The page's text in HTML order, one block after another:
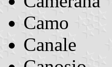
Camo
Canale